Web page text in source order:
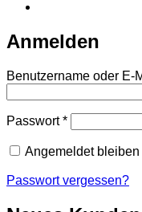
Anmelden
Benutzername oder E-
Passwort*Erforderlich
Angemeldet bleiben
Passwort vergessen?